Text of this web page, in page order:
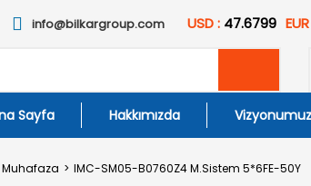
info@bilkargroup.com USD : 47.6799
Sayfa Hakkımızda Vizyonumuz
Muhafaza IMC-SM05-B0760Z4 M.Sistem 5*6FE-50Y